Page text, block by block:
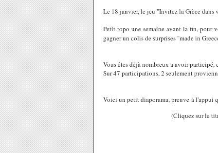
Le 18 janvier, le jeu "Invitez la Grèce
Petit topo une semaine avant la fin, pour
gagner un colis de surprises "made in
Vous êtes déjà nombreux a avoir
Sur 47 participations, 2 seulement
Voici un petit diaporama, preuve à l'appui
(Cliquez sur le